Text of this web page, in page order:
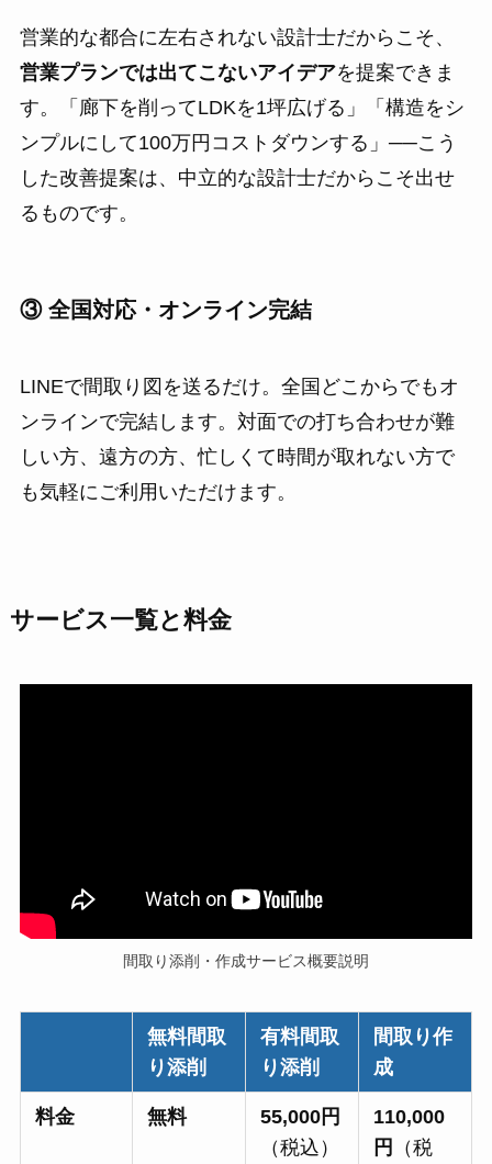
営業的な都合に左右されない設計士だからこそ、
営業プランでは出てこないアイデアを提案できま
す。「廊下を削ってLDKを1坪広げる」「構造をシ
ンプルにして100万円コストダウンする」──こう
した改善提案は、中立的な設計士だからこそ出せ
るものです。
③ 全国対応・オンライン完結
LINEで間取り図を送るだけ。全国どこからでもオ
ンラインで完結します。対面での打ち合わせが難
しい方、遠方の方、忙しくて時間が取れない方で
も気軽にご利用いただけます。
サービス一覧と料金
間取り添削・作成サービス概要説明
無料間取
り添削
有料間取
り添削
間取り作
成
料金 無料
55,000円
（税込）
110,000
円
（税